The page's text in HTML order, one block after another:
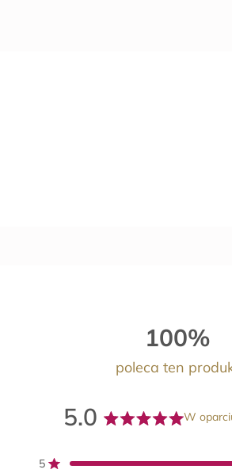
100%
poleca ten
5.0
na
W
5 Oceniono na z 5 gwiazdek